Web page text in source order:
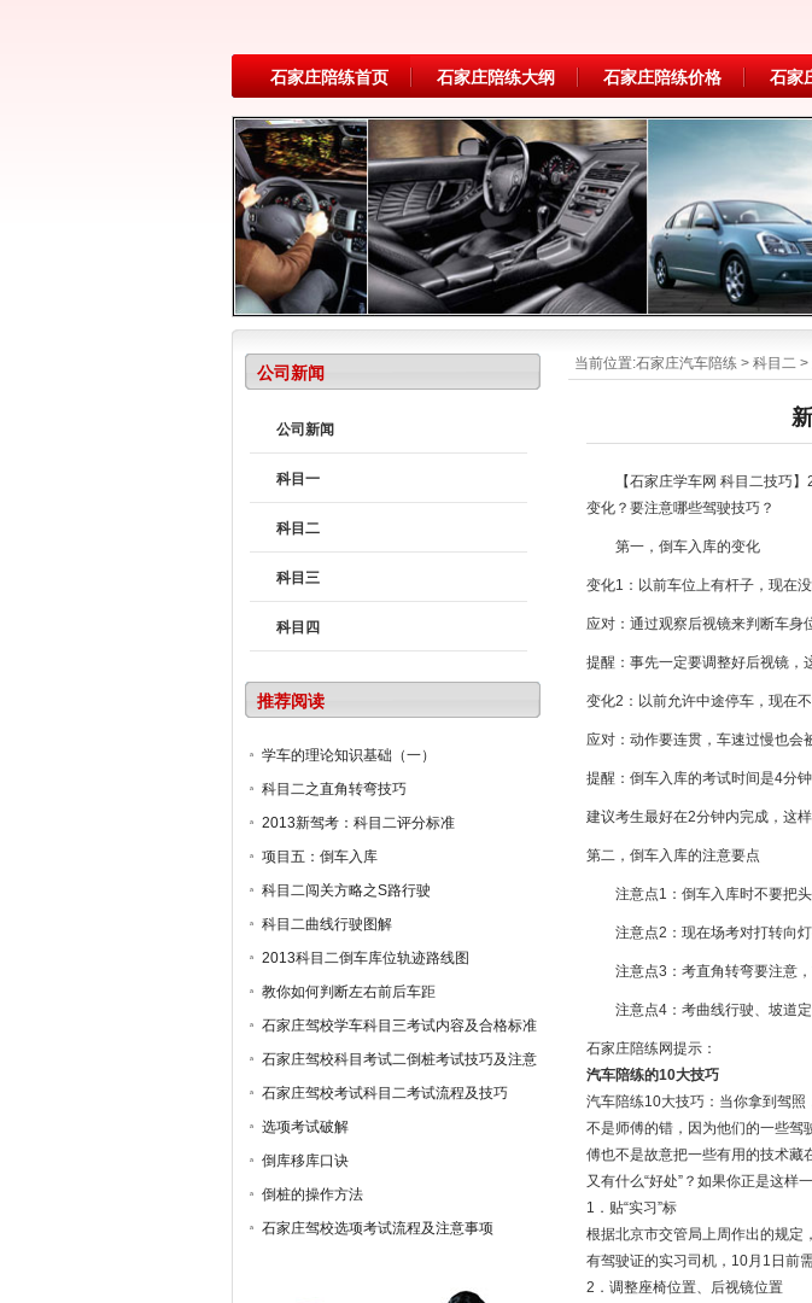
石家庄陪练首页 石家庄陪练大纲 石家庄陪练价格 石家
公司新闻
公司新闻
科目一
科目二
科目三
科目四
推荐阅读
学车的理论知识基础（一）
科目二之直角转弯技巧
2013新驾考：科目二评分标准
项目五：倒车入库
科目二闯关方略之S路行驶
科目二曲线行驶图解
2013科目二倒车库位轨迹路线图
教你如何判断左右前后车距
石家庄驾校学车科目三考试内容及合格标准
石家庄驾校科目考试二倒桩考试技巧及注意
石家庄驾校考试科目二考试流程及技巧
选项考试破解
倒库移库口诀
倒桩的操作方法
石家庄驾校选项考试流程及注意事项
当前位置:石家庄汽车陪练 > 科目二 >
【石家庄学车网 科目二技巧
变化？要注意哪些驾驶技巧？
第一，倒车入库的变化
变化1：以前车位上有杆子，现在
应对：通过观察后视镜来判断车身
提醒：事先一定要调整好后视镜，
变化2：以前允许中途停车，现在
应对：动作要连贯，车速过慢也会
提醒：倒车入库的考试时间是4分钟
建议考生最好在2分钟内完成，这
第二，倒车入库的注意要点
注意点1：倒车入库时不要把
注意点2：现在场考对打转向
注意点3：考直角转弯要注意
注意点4：考曲线行驶、坡道
石家庄陪练网提示：
汽车陪练的10大技巧
汽车陪练10大技巧：当你拿到驾
不是师傅的错，因为他们的一些驾
傅也不是故意把一些有用的技术藏
又有什么“好处”？如果你正是这样
1．贴“实习”标
根据北京市交管局上周作出的规定
有驾驶证的实习司机，10月1日前
2．调整座椅位置、后视镜位置